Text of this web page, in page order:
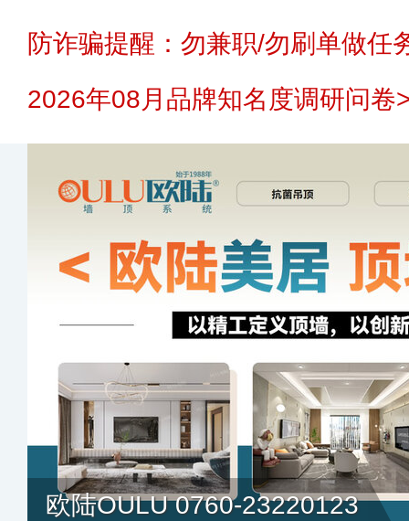
防诈骗提醒：勿兼职/勿刷单做任
2026年08月品牌知名度调研问卷
欧陆OULU 0760-23220123